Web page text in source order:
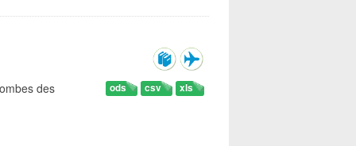
xls
csv
ods
des